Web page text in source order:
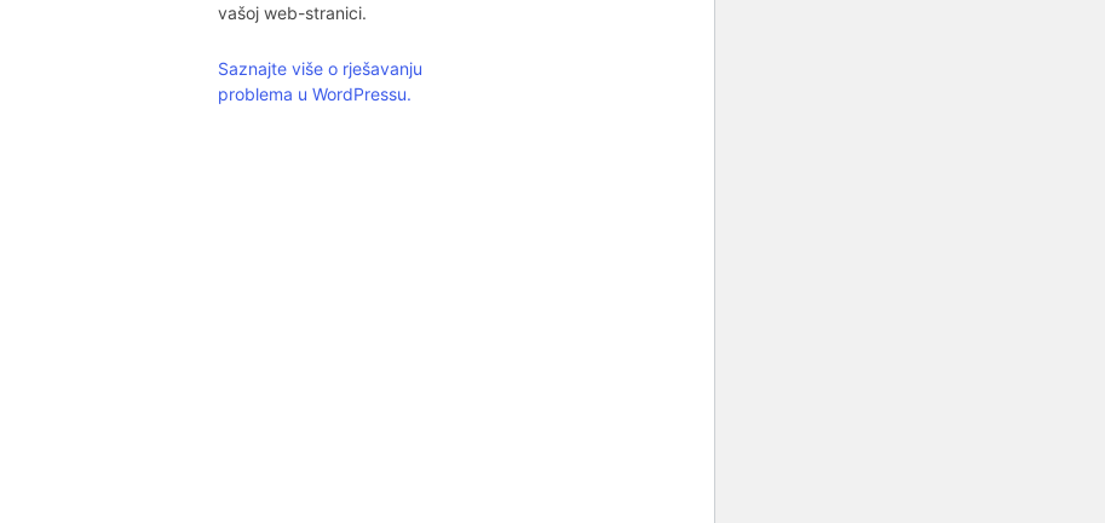
vašoj web-stranici.
Saznajte više o rješavanju
problema u WordPressu.